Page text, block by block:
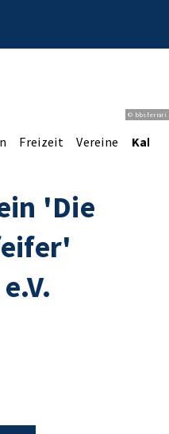
© bbsferrari
Freizeit Vereine
'Die